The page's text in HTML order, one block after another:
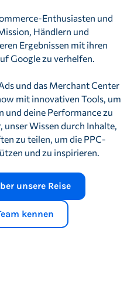
Enthusiasten und
Händlern und
Ergebnissen mit ihren
Google zu verhelfen.
und das Merchant Center
mit innovativen Tools, um
und deine Performance zu
Wissen durch Inhalte,
zu teilen, um die PPC-
und zu inspirieren.
unsere Reise
kennen